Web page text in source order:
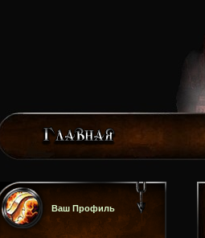
Ваш Профиль